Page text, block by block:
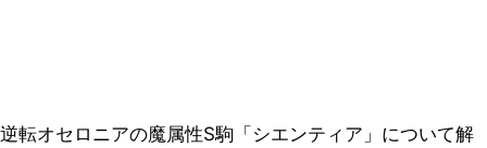
逆転オセロニアの魔属性S駒「シエンティア」について解